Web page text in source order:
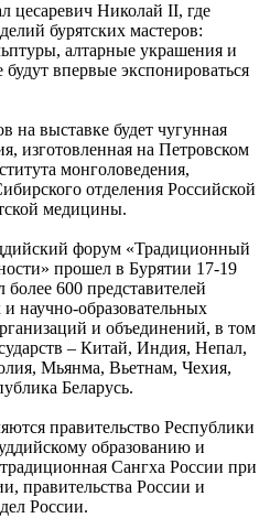
цесаревич Николай II, где
бурятских мастеров:
алтарные украшения и
впервые экспонироваться
на выставке будет чугунная
изготовленная на Петровском
монголоведения,
отделения Российской
медицины.
форум «Традиционный
прошел в Бурятии 17-19
более 600 представителей
научно-образовательных
и объединений, в том
– Китай, Индия, Непал,
Мьянма, Вьетнам, Чехия,
Беларусь.
правительство Республики
образованию и
Сангха России при
правительства России и
России.